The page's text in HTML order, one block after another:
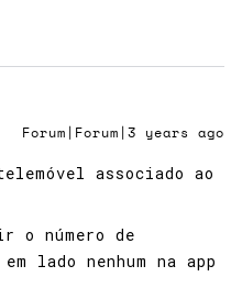
Forum|Forum|3 years ago
associado ao
o número de
lado nenhum na app